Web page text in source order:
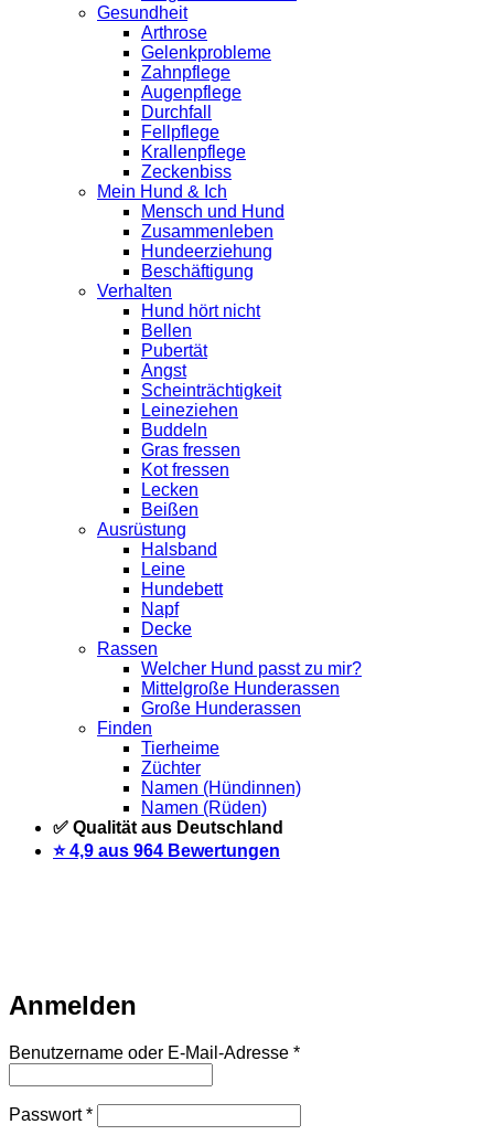
Gesundheit
Arthrose
Gelenkprobleme
Zahnpflege
Augenpflege
Durchfall
Fellpflege
Krallenpflege
Zeckenbiss
Mein Hund & Ich
Mensch und Hund
Zusammenleben
Hundeerziehung
Beschäftigung
Verhalten
Hund hört nicht
Bellen
Pubertät
Angst
Scheinträchtigkeit
Leineziehen
Buddeln
Gras fressen
Kot fressen
Lecken
Beißen
Ausrüstung
Halsband
Leine
Hundebett
Napf
Decke
Rassen
Welcher Hund passt zu mir?
Mittelgroße Hunderassen
Große Hunderassen
Finden
Tierheime
Züchter
Namen (Hündinnen)
Namen (Rüden)
✅ Qualität aus Deutschland
⭐️ 4,9 aus 964 Bewertungen
Anmelden
Benutzername oder E-Mail-Adresse *Erforderlich
Passwort*Erforderlich